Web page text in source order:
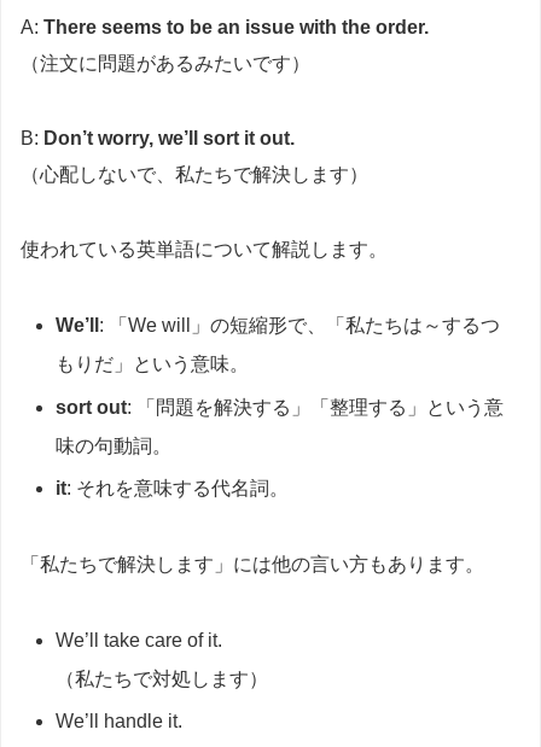
A: There seems to be an issue with the order.
（注文に問題があるみたいです）
B: Don’t worry, we’ll sort it out.
（心配しないで、私たちで解決します）
使われている英単語について解説します。
We’ll : 「We will」の短縮形で、「私たちは～するつ
もりだ」という意味。
sort out: 「問題を解決する」「整理する」という意
味の句動詞。
it: それを意味する代名詞。
「私たちで解決します」には他の言い方もあります。
We’ll take care of it.
（私たちで対処します）
We’ll handle it.